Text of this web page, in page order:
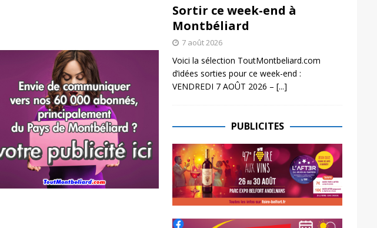
Sortir ce week-end à
Montbéliard
7 août 2026
Voici la sélection ToutMontbeliard.com
d’idées sorties pour ce week-end :
VENDREDI 7 AOÛT 2026 – [...]
PUBLICITES